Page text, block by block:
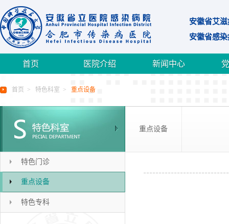
安徽省艾
安徽省感
首页 医院介绍 新闻中心
首页 > 特色科室 > 重点设备
特色门诊
重点设备
特色专科
重点设备